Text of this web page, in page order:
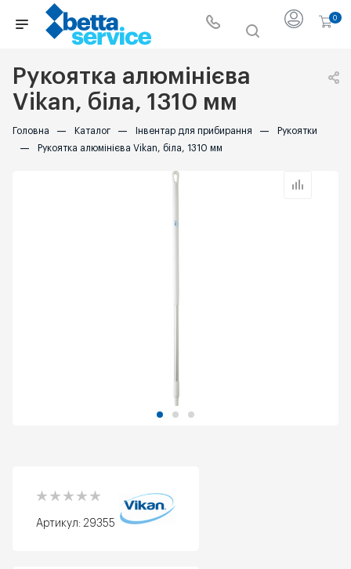
0
Рукоятка алюмінієва
Vikan, біла, 1310 мм
Головна — Каталог — Інвентар для прибирання — Рукоятки
— Рукоятка алюмінієва Vikan, біла, 1310 мм
Артикул: 29355